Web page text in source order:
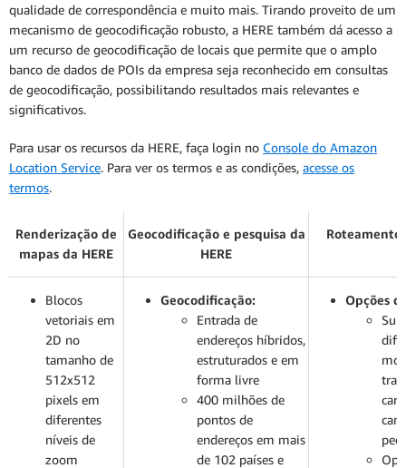
qualidade de correspondência e muito mais. Tirando proveito de um
mecanismo de geocodificação robusto, a HERE também dá acesso a
um recurso de geocodificação de locais que permite que o amplo
banco de dados de POIs da empresa seja reconhecido em consultas
de geocodificação, possibilitando resultados mais relevantes e
significativos.
Para usar os recursos da HERE, faça login no Console do Amazon
Location Service. Para ver os termos e as condições, acesse os
termos.
Renderização de
mapas da HERE
Geocodificação e pesquisa da
HERE
Roteamento
Blocos
vetoriais em
2D no
tamanho de
512x512
pixels em
diferentes
níveis de
zoom
Geocodificação:
Entrada de
endereços híbridos,
estruturados e em
forma livre
400 milhões de
pontos de
endereços em mais
de 102 países e
Opções